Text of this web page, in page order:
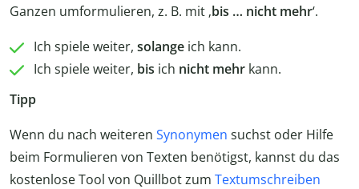
Ganzen umformulieren, z. B. mit ‚bis … nicht mehr‘.
Ich spiele weiter, solange ich kann.
Ich spiele weiter, bis ich nicht mehr kann.
Tipp
Wenn du nach weiteren Synonymen suchst oder Hilfe
beim Formulieren von Texten benötigst, kannst du das
kostenlose Tool von Quillbot zum Textumschreiben